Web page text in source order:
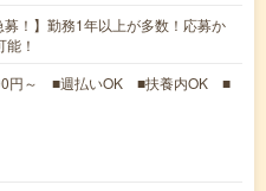
募！】勤務1年以上が多数！応募か
！
円～ ■週払いOK ■扶養内OK ■